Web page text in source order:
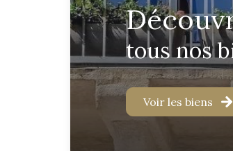
tous nos
Voir les biens